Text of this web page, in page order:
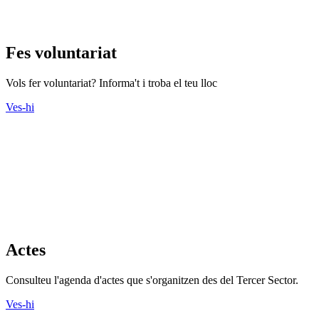
Fes voluntariat
Vols fer voluntariat? Informa't i troba el teu lloc
Ves-hi
Actes
Consulteu l'agenda d'actes que s'organitzen des del Tercer Sector.
Ves-hi